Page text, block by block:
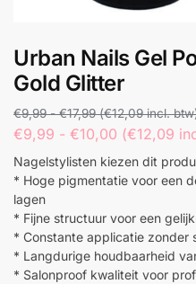
Urban Nails Gel
Gold Glitter
€9,99 - €17,99(€12,09incl.
€9,99 - €10,00 (€12,09
Nagelstylisten kiezen dit
* Hoge pigmentatie voor een
lagen
* Fijne structuur voor een
* Constante applicatie zonder
* Langdurige houdbaarheid
* Salonproof kwaliteit voor